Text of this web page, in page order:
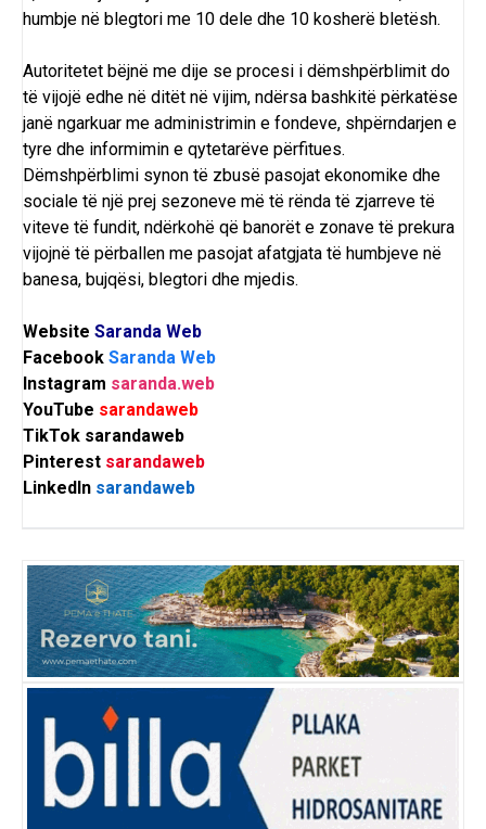
humbje në blegtori me 10 dele dhe 10 kosherë bletësh.
Autoritetet bëjnë me dije se procesi i dëmshpërblimit do
të vijojë edhe në ditët në vijim, ndërsa bashkitë përkatëse
janë ngarkuar me administrimin e fondeve, shpërndarjen e
tyre dhe informimin e qytetarëve përfitues.
Dëmshpërblimi synon të zbusë pasojat ekonomike dhe
sociale të një prej sezoneve më të rënda të zjarreve të
viteve të fundit, ndërkohë që banorët e zonave të prekura
vijojnë të përballen me pasojat afatgjata të humbjeve në
banesa, bujqësi, blegtori dhe mjedis.
Website Saranda Web
Facebook Saranda Web
Instagram saranda.web
YouTube sarandaweb
TikTok sarandaweb
Pinterest sarandaweb
LinkedIn sarandaweb